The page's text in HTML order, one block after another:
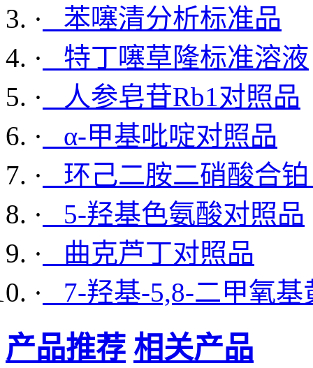
· 苯噻清分析标准品
· 特丁噻草隆标准溶液
· 人参皂苷Rb1对照品
· α-甲基吡啶对照品
· 环己二胺二硝酸合
· 5-羟基色氨酸对照品
· 曲克芦丁对照品
· 7-羟基-5,8-二甲氧基
产品推荐 相关产品